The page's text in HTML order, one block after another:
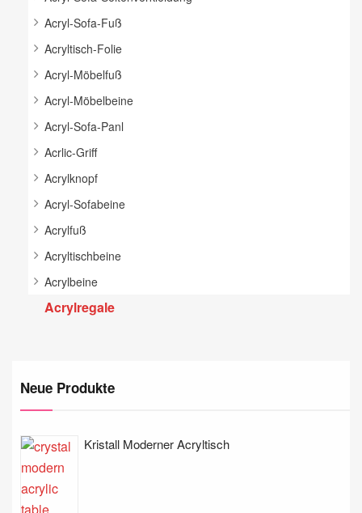
Acryl-Sofa-Fuß
Acryltisch-Folie
Acryl-Möbelfuß
Acryl-Möbelbeine
Acryl-Sofa-Panl
Acrlic-Griff
Acrylknopf
Acryl-Sofabeine
Acrylfuß
Acryltischbeine
Acrylbeine
Acrylregale
Neue Produkte
Kristall Moderner Acryltisch